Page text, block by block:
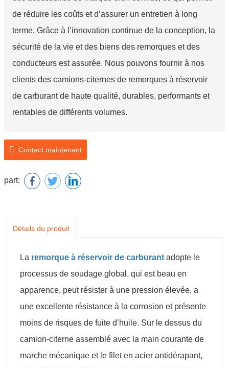
de réduire les coûts et d’assurer un entretien à long
terme. Grâce à l’innovation continue de la conception, la
sécurité de la vie et des biens des remorques et des
conducteurs est assurée. Nous pouvons fournir à nos
clients des camions-citernes de remorques à réservoir
de carburant de haute qualité, durables, performants et
rentables de différents volumes.
Contact maintenant
part:
Détails du produit
La remorque à réservoir de carburant adopte le
processus de soudage global, qui est beau en
apparence, peut résister à une pression élevée, a
une excellente résistance à la corrosion et présente
moins de risques de fuite d’huile. Sur le dessus du
camion-citerne assemblé avec la main courante de
marche mécanique et le filet en acier antidérapant,